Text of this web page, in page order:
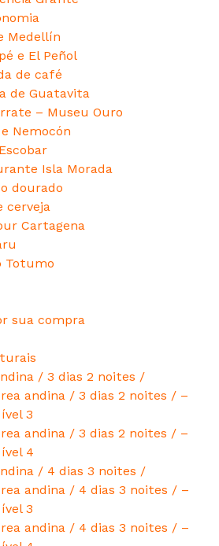
Medellín
e El Peñol
de café
de Guatavita
– Museu Ouro
Nemocón
Isla Morada
dourado
cerveja
Cartagena
Totumo
sua compra
/ 3 dias 2 noites /
andina / 3 dias 2 noites / –
3
andina / 3 dias 2 noites / –
4
/ 4 dias 3 noites /
andina / 4 dias 3 noites / –
3
andina / 4 dias 3 noites / –